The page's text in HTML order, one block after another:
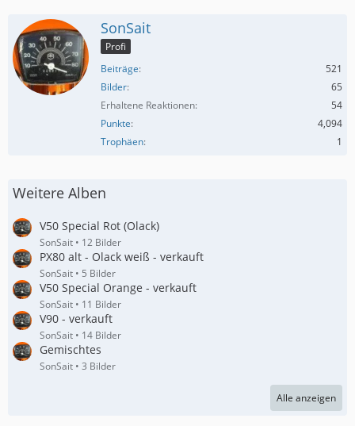
SonSait
Profi
Beiträge
521
Bilder
65
Erhaltene Reaktionen
54
Punkte
4,094
Trophäen
1
Weitere Alben
V50 Special Rot (Olack)
SonSait 12 Bilder
PX80 alt - Olack weiß - verkauft
SonSait 5 Bilder
V50 Special Orange - verkauft
SonSait 11 Bilder
V90 - verkauft
SonSait 14 Bilder
Gemischtes
SonSait 3 Bilder
Alle anzeigen